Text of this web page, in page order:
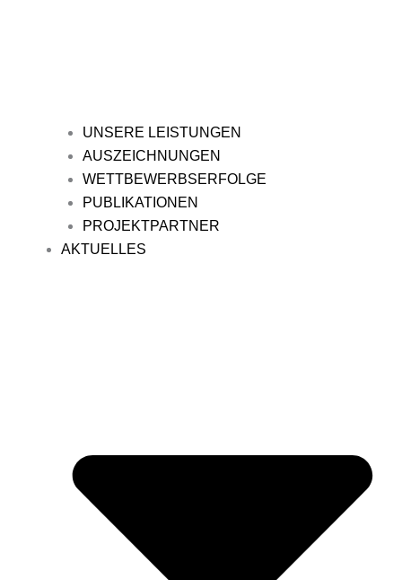
UNSERE LEISTUNGEN
AUSZEICHNUNGEN
WETTBEWERBSERFOLGE
PUBLIKATIONEN
PROJEKTPARTNER
AKTUELLES